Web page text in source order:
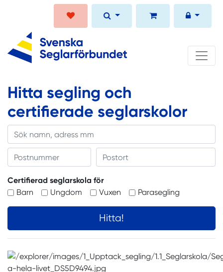
Hitta segling och
certifierade seglarskolor
Name
Name Name
Certifierad seglarskola för
Barn
Ungdom Vuxen Parasegling
Hitta!